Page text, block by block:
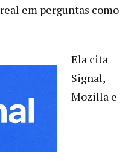
em perguntas como
Ela cita
Signal,
Mozilla e